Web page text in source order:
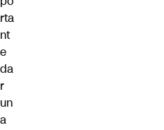
rta
nt
e
da
r
un
a